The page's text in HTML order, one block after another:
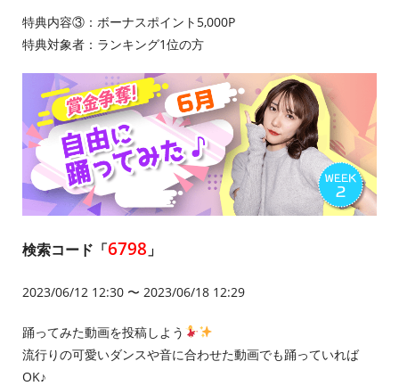
特典内容③：ボーナスポイント5,000P
特典対象者：ランキング1位の方
検索コード「6798 」
2023/06/12 12:30 〜 2023/06/18 12:29
踊ってみた動画を投稿しよう
流行りの可愛いダンスや音に合わせた動画でも踊っていれば
OK♪